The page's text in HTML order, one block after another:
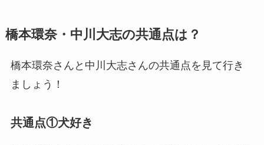
橋本環奈・中川大志の共通点は？
橋本環奈さんと中川大志さんの共通点を見て行き
ましょう！
共通点①犬好き